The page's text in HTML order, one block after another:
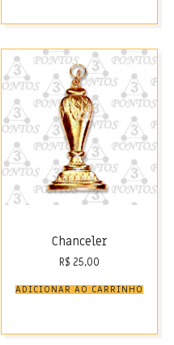
Chanceler
R$ 25,00
ADICIONAR AO CARRINHO